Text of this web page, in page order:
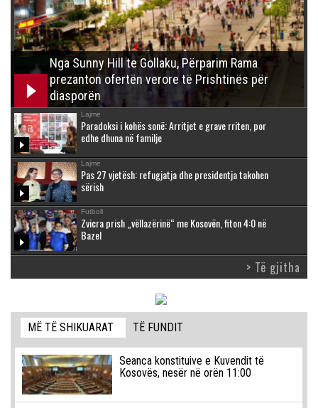
Nga Sunny Hill te Gollaku, Përparim Rama
prezanton ofertën verore të Prishtinës për
diasporën
Lajme
Paradoksi i kohës sonë: Arritjet e grave rriten, por
edhe dhuna në familje
Lajme
Pas 27 vjetësh: refugjatja dhe presidentja takohen
sërish
Futboll
Zvicra prish „vëllazërinë“ me Kosovën, fiton 4:0 në
Bazel
> Të gjitha
MË TË SHIKUARAT TË FUNDIT
Seanca konstituive e Kuvendit të
Kosovës, nesër në orën 11:00